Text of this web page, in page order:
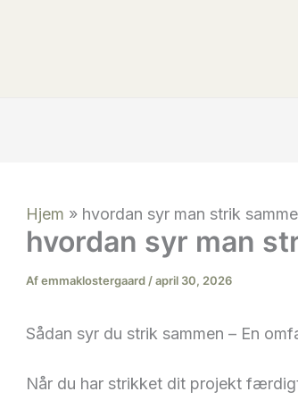
Hjem » hvordan syr man strik
hvordan syr man
Afemmaklostergaard /april 30, 2026
Sådan syr du strik sammen – En
Når du har strikket dit projekt